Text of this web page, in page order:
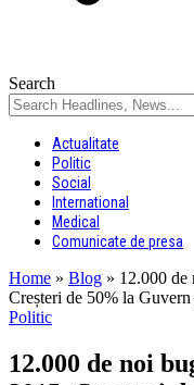
Search
Actualitate
Politic
Social
International
Medical
Comunicate de presa
Home » Blog » 12.000 de
Creșteri de 50% la Guvern
Politic
12.000 de noi